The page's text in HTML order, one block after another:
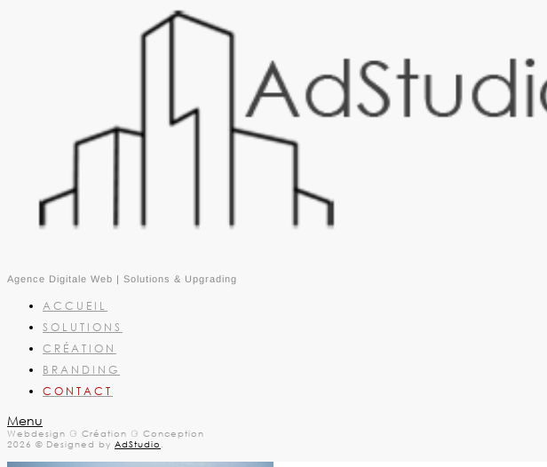
Agence Digitale Web | Solutions & Upgrading
ACCUEIL
SOLUTIONS
CRÉATION
BRANDING
CONTACT
Menu
Webdesign ⚆ Création ⚆ Conception
2026 © Designed by AdStudio